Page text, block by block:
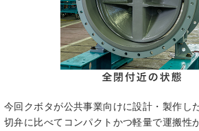
今回クボタが公共事業向けに設計・製作
切弁に比べてコンパクトかつ軽量で運搬性